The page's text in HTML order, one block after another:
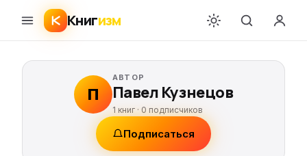
Книгизм
П
АВТОР
Павел Кузнецов
1 книг · 0 подписчиков
Подписаться